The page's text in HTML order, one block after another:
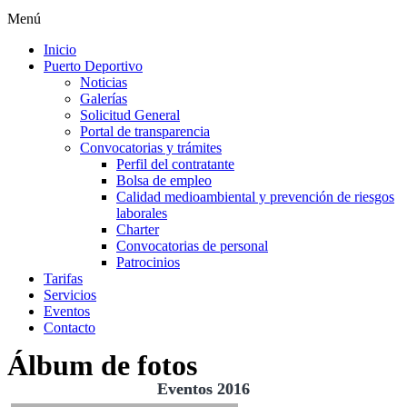
Menú
Inicio
Puerto Deportivo
Noticias
Galerías
Solicitud General
Portal de transparencia
Convocatorias y trámites
Perfil del contratante
Bolsa de empleo
Calidad medioambiental y prevención de riesgos
laborales
Charter
Convocatorias de personal
Patrocinios
Tarifas
Servicios
Eventos
Contacto
Álbum de fotos
Eventos 2016